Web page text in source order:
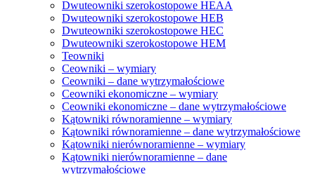
Dwuteowniki szerokostopowe HEAA
Dwuteowniki szerokostopowe HEB
Dwuteowniki szerokostopowe HEC
Dwuteowniki szerokostopowe HEM
Teowniki
Ceowniki – wymiary
Ceowniki – dane wytrzymałościowe
Ceowniki ekonomiczne – wymiary
Ceowniki ekonomiczne – dane wytrzymałościowe
Kątowniki równoramienne – wymiary
Kątowniki równoramienne – dane wytrzymałościowe
Kątowniki nierównoramienne – wymiary
Kątowniki nierównoramienne – dane
wytrzymałościowe